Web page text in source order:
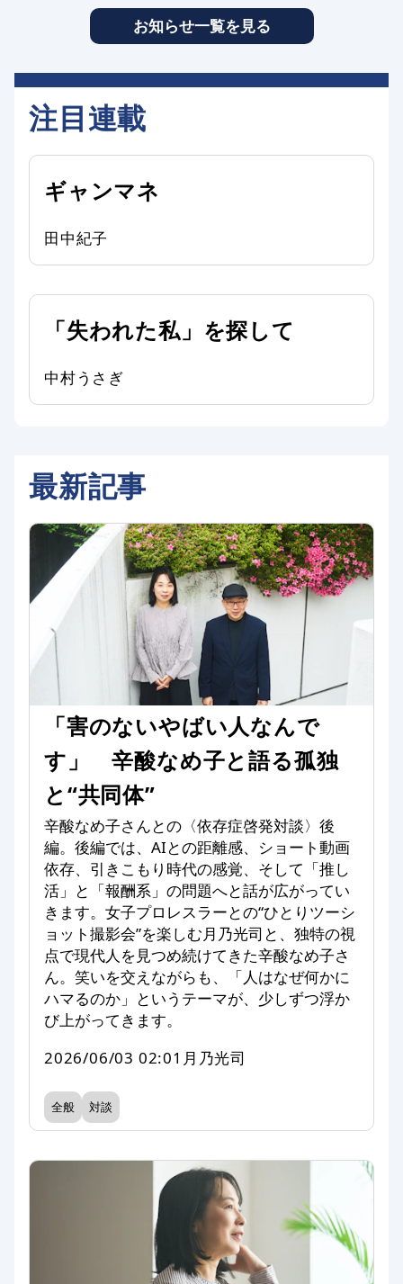
お知らせ一覧を見る
注目連載
ギャンマネ
田中紀子
「失われた私」を探して
中村うさぎ
最新記事
「害のないやばい人なんで
す」 辛酸なめ子と語る孤独
と“共同体”
辛酸なめ子さんとの〈依存症啓発対談〉後
編。後編では、AIとの距離感、ショート動画
依存、引きこもり時代の感覚、そして「推し
活」と「報酬系」の問題へと話が広がってい
きます。女子プロレスラーとの“ひとりツーシ
ョット撮影会”を楽しむ月乃光司と、独特の視
点で現代人を見つめ続けてきた辛酸なめ子さ
ん。笑いを交えながらも、「人はなぜ何かに
ハマるのか」というテーマが、少しずつ浮か
び上がってきます。
2026/06/03 02:01 月乃光司
全般 対談